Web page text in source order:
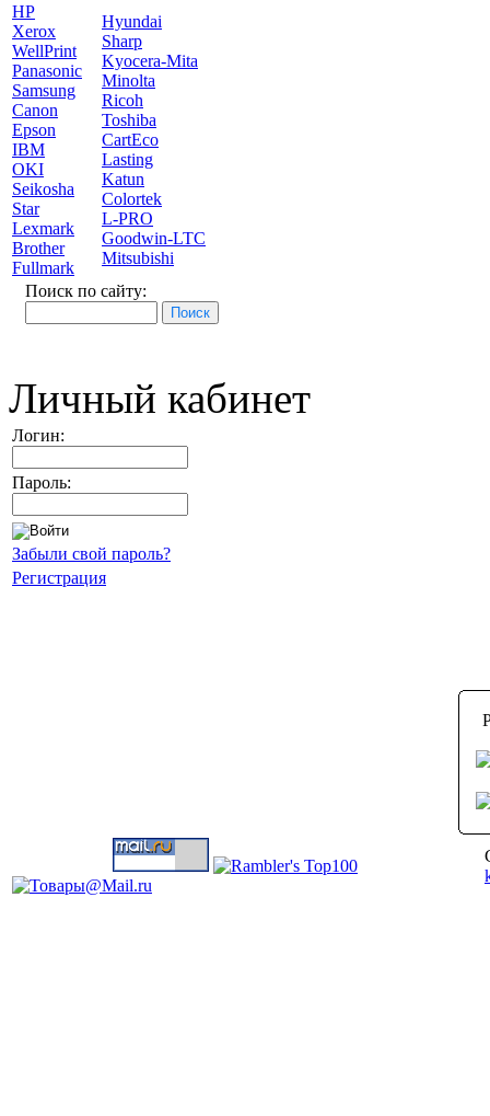
HP
Xerox
WellPrint
Panasonic
Samsung
Canon
Epson
IBM
OKI
Seikosha
Star
Lexmark
Brother
Fullmark
Hyundai
Sharp
Kyocera-Mita
Minolta
Ricoh
Toshiba
CartEco
Lasting
Katun
Colortek
L-PRO
Goodwin-LTC
Mitsubishi
Поиск по сайту:
Личный кабинет
Логин:
Пароль:
Забыли свой пароль?
Регистрация